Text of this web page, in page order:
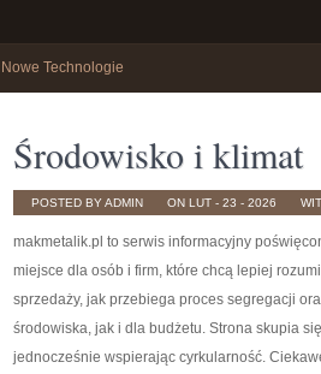
Nowe Technologie
Środowisko i klimat
POSTED BY ADMIN ON LUT - 23 - 2026
makmetalik.pl to serwis informacyjny
miejsce dla osób i firm, które chcą lepiej
sprzedaży, jak przebiega proces segregacji
środowiska, jak i dla budżetu. Strona skupia
jednocześnie wspierając cyrkularność.